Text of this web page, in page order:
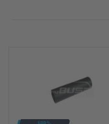
Zubehör